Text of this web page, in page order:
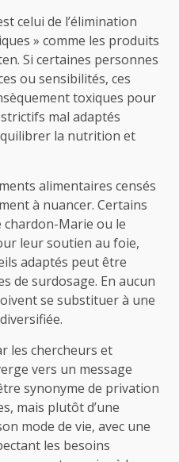
celui de l’élimination
» comme les produits
Si certaines personnes
ou sensibilités, ces
toxiques pour
mal adaptés
la nutrition et
alimentaires censés
à nuancer. Certains
Marie ou le
leur soutien au foie,
adaptés peut être
de surdosage. En aucun
se substituer à une
les chercheurs et
vers un message
synonyme de privation
mais plutôt d’une
mode de vie, avec une
les besoins